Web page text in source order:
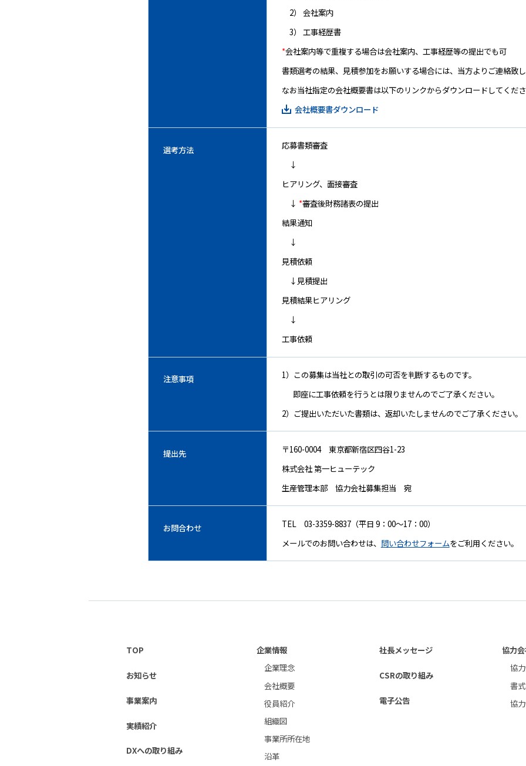
沿革
社長メッセージ
CSRの取り組み
電子公告
協力会社向け情報
協力会社募集要項
個人情報保護方針
2） 会社案内
3） 工事経歴書
*会社案内等で重複する場合は会社案内、工事経歴等の提出でも可
書類選考の結果、見積参加をお願いする場合には、当方よりご連絡致
なお当社指定の会社概要書は以下のリンクからダウンロードしてくださ
会社概要書ダウンロード
選考方法
応募書類審査
↓
ヒアリング、面接審査
↓ *審査後財務諸表の提出
結果通知
↓
見積依頼
↓見積提出
見積結果ヒアリング
↓
工事依頼
注意事項
1）この募集は当社との取引の可否を判断するものです。
即座に工事依頼を行うとは限りませんのでご了承ください。
2）ご提出いただいた書類は、返却いたしませんのでご了承ください。
提出先
〒160-0004 東京都新宿区四谷1-23
株式会社 第一ヒューテック
生産管理本部 協力会社募集担当 宛
お問合わせ
TEL 03-3359-8837（平日 9：00～17：00）
メールでのお問い合わせは、 問い合わせフォームをご利用ください。
TOP
お知らせ
事業案内
実績紹介
DXへの取り組み
企業情報
企業理念
会社概要
役員紹介
組織図
事業所所在地
沿革
社長メッセージ
CSRの取り組み
電子公告
協力
協
書
協